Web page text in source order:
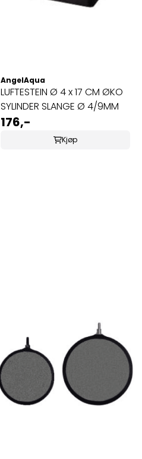
AngelAqua
LUFTESTEIN Ø 4 x 17 CM ØKO
SYLINDER SLANGE Ø 4/9MM
176,-
Kjøp